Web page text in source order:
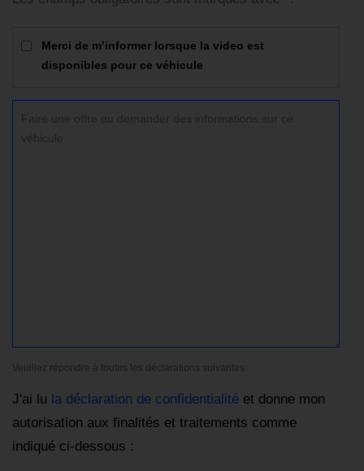
Merci de m’informer lorsque la video est
disponibles pour ce véhicule
Veuillez répondre à toutes les déclarations suivantes
J'ai lu la déclaration de confidentialité et donne mon
autorisation aux finalités et traitements comme
indiqué ci-dessous :